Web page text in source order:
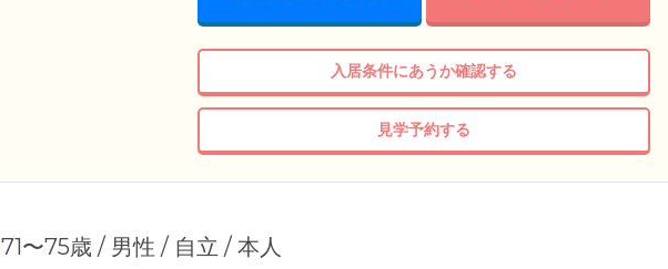
入居条件にあうか確認する
見学予約する
71〜75歳 / 男性 / 自立 / 本人